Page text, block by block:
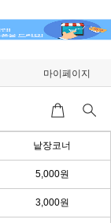
마이페이지
낱장코너
5,000원
3,000원